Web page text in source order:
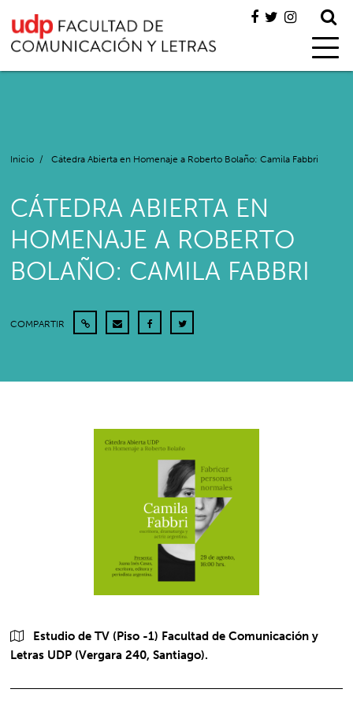
Inicio / Cátedra Abierta en Homenaje a Roberto Bolaño: Camila Fabbri
CÁTEDRA ABIERTA EN
HOMENAJE A ROBERTO
BOLAÑO: CAMILA FABBRI
COMPARTIR
Estudio de TV (Piso -1) Facultad de Comunicación y
Letras UDP (Vergara 240, Santiago).